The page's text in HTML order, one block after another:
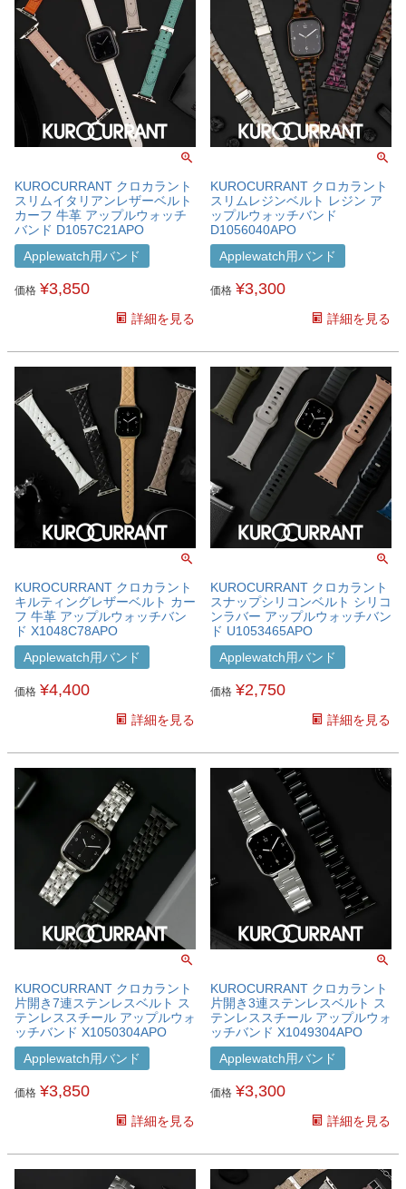
KUROCURRANT クロカラント
スリムイタリアンレザーベルト
カーフ 牛革 アップルウォッチ
バンド D1057C21APO
Applewatch用バンド
価格 ¥3,850
詳細を見る
KUROCURRANT クロカラント
スリムレジンベルト レジン ア
ップルウォッチバンド
D1056040APO
Applewatch用バンド
価格 ¥3,300
詳細を見る
KUROCURRANT クロカラント
キルティングレザーベルト カー
フ 牛革 アップルウォッチバン
ド X1048C78APO
Applewatch用バンド
価格 ¥4,400
詳細を見る
KUROCURRANT クロカラント
スナップシリコンベルト シリコ
ンラバー アップルウォッチバン
ド U1053465APO
Applewatch用バンド
価格 ¥2,750
詳細を見る
KUROCURRANT クロカラント
片開き7連ステンレスベルト ス
テンレススチール アップルウォ
ッチバンド X1050304APO
Applewatch用バンド
価格 ¥3,850
詳細を見る
KUROCURRANT クロカラント
片開き3連ステンレスベルト ス
テンレススチール アップルウォ
ッチバンド X1049304APO
Applewatch用バンド
価格 ¥3,300
詳細を見る